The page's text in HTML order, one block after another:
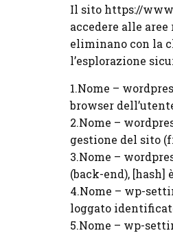
Il sito https://
accedere alle
eliminano con la
l’esplorazione
1.Nome –
browser
2.Nome –
gestione del sito
3.Nome –
(back-end), [hash]
4.Nome – wp-
loggato
5.Nome – wp-